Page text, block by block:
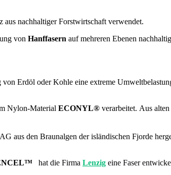
aus nachhaltiger Forstwirtschaft verwendet.
von Hanffasern auf mehreren Ebenen
Erdöl oder Kohle eine extreme
Nylon-Material ECONYL® verarbeitet. Aus
aus den Braunalgen der isländischen Fjorde
hat die Firma Lenzig eine Faser